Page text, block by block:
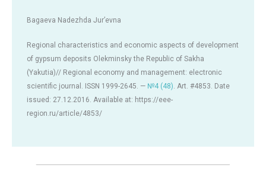
Bagaeva Nadezhda Jur’evna
Regional characteristics and economic aspects of development
of gypsum deposits Olekminsky the Republic of Sakha
(Yakutia)// Regional economy and management: electronic
scientific journal. ISSN 1999-2645. — №4 (48) . Art. #4853. Date
issued: 27.12.2016. Available at: https://eee-
region.ru/article/4853/